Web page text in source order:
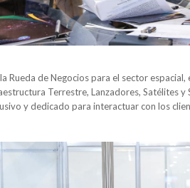
Rueda de Negocios para el sector
Terrestre, Lanzadores, Satélites y
y dedicado para interactuar con los